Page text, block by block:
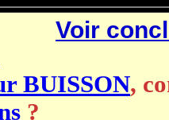
Voir
BUISSON,
?